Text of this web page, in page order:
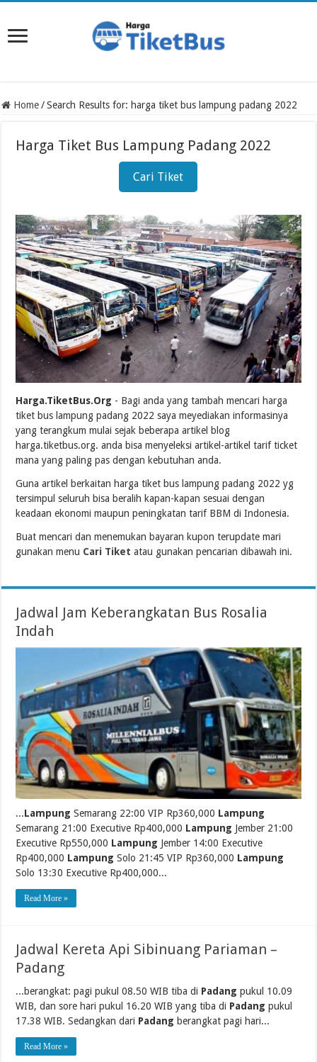
Home / Search Results for: harga tiket bus lampung padang 2022
Harga Tiket Bus Lampung Padang 2022
Cari Tiket
Harga.TiketBus.Org - Bagi anda yang tambah mencari harga
tiket bus lampung padang 2022 saya meyediakan informasinya
yang terangkum mulai sejak beberapa artikel blog
harga.tiketbus.org. anda bisa menyeleksi artikel-artikel tarif ticket
mana yang paling pas dengan kebutuhan anda.
Guna artikel berkaitan harga tiket bus lampung padang 2022 yg
tersimpul seluruh bisa beralih kapan-kapan sesuai dengan
keadaan ekonomi maupun peningkatan tarif BBM di Indonesia.
Buat mencari dan menemukan bayaran kupon terupdate mari
gunakan menu Cari Tiket atau gunakan pencarian dibawah ini.
Jadwal Jam Keberangkatan Bus Rosalia
Indah
...Lampung Semarang 22:00 VIP Rp360,000 Lampung
Semarang 21:00 Executive Rp400,000 Lampung Jember 21:00
Executive Rp550,000 Lampung Jember 14:00 Executive
Rp400,000 Lampung Solo 21:45 VIP Rp360,000 Lampung
Solo 13:30 Executive Rp400,000...
Read More »
Jadwal Kereta Api Sibinuang Pariaman –
Padang
...berangkat: pagi pukul 08.50 WIB tiba di Padang pukul 10.09
WIB, dan sore hari pukul 16.20 WIB yang tiba di Padang pukul
17.38 WIB. Sedangkan dari Padang berangkat pagi hari...
Read More »